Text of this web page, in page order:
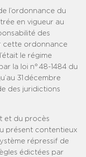
l’ordonnance du
en vigueur au
des
cette ordonnance
le régime
la loi n° 48-1484 du
31 décembre
des juridictions
et du procès
présent contentieux
répressif de
édictées par